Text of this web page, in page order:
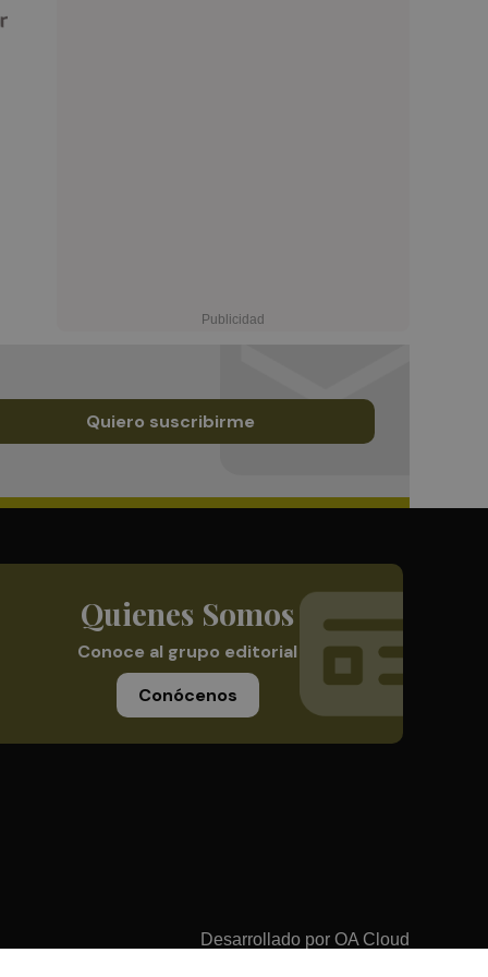
Quiero suscribirme
Quienes Somos
Conoce al grupo editorial
Conócenos
Desarrollado por OA Cloud